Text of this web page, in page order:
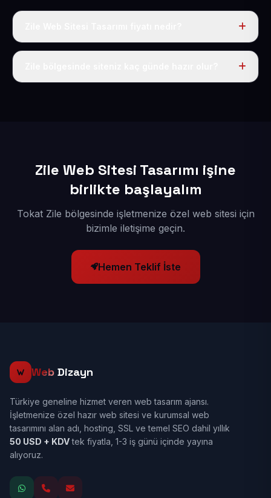
Tek fiyat uygulanır: yıllık 50 USD + KDV. Bu bedele alan
Zile Web Sitesi Tasarımı işine
birlikte başlayalım
Tokat Zile bölgesinde işletmenize özel web sitesi için
bizimle iletişime geçin.
Hemen Teklif İste
Web Dizayn
Türkiye geneline hizmet veren web tasarım ajansı.
İşletmenize özel hazır web sitesi ve kurumsal web
tasarımını alan adı, hosting, SSL ve temel SEO dahil yıllık
50 USD + KDVtek fiyatla, 1-3 iş günü içinde yayına
alıyoruz.